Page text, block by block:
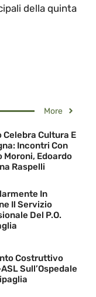
della quinta
More
Celebra Cultura E
Incontri Con
Moroni, Edoardo
Raspelli
In
Il Servizio
Del P.O.
Costruttivo
Sull’Ospedale